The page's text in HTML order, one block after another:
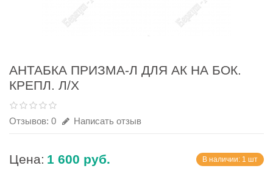
АНТАБКА ПРИЗМА-Л ДЛЯ АК НА БОК.
КРЕПЛ. Л/Х
Отзывов: 0 Написать отзыв
Цена: 1 600 руб. В наличии: 1 шт